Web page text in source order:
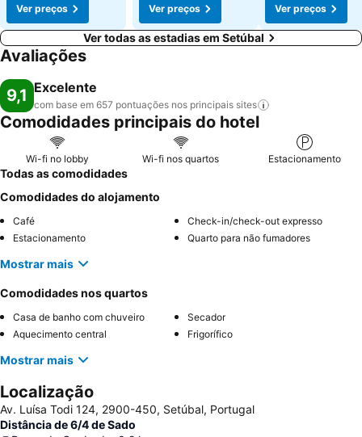
Ver preços
Ver preços
Ver preços
Ver todas as estadias em Setúbal
Avaliações
9,1 Excelente
com base em 657 pontuações nos principais sites
Comodidades principais do hotel
Wi-fi no lobby Wi-fi nos quartos Estacionamento
Todas as comodidades
Comodidades do alojamento
Café
Check-in/check-out expresso
Estacionamento
Quarto para não fumadores
Mostrar mais
Comodidades nos quartos
Casa de banho com chuveiro
Secador
Aquecimento central
Frigorífico
Mostrar mais
Localização
Av. Luísa Todi 124, 2900-450, Setúbal, Portugal
Distância de 6/4 de Sado